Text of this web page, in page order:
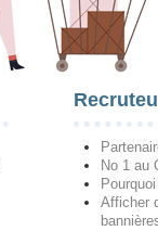
No 1 au
Afficher